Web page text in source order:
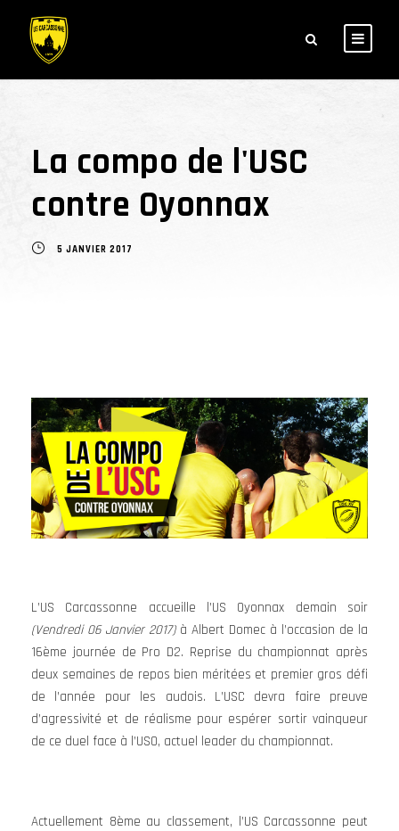
La compo de l'USC
contre Oyonnax
5 JANVIER 2017
L’US Carcassonne accueille l’US Oyonnax demain soir
(Vendredi 06 Janvier 2017)à Albert Domec à l’occasion de la
16ème journée de Pro D2. Reprise du championnat après
deux semaines de repos bien méritées et premier gros défi
de l’année pour les audois. L’USC devra faire preuve
d’agressivité et de réalisme pour espérer sortir vainqueur
de ce duel face à l’USO, actuel leader du championnat.
Actuellement 8ème au classement, l’US Carcassonne peut